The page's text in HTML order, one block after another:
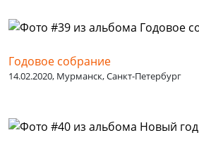
Годовое собрание
14.02.2020, Мурманск, Санкт-Петербург